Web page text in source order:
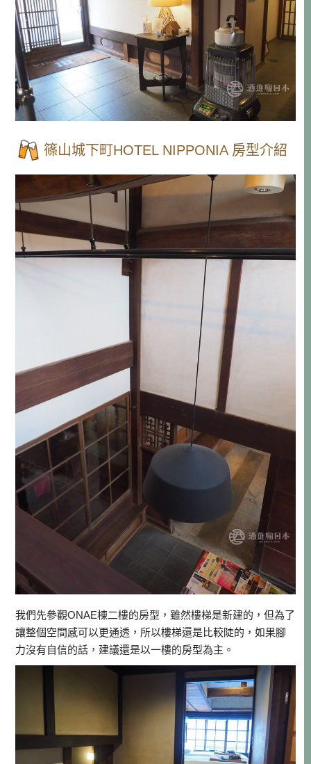
篠山城下町HOTEL NIPPONIA 房型介紹
我們先參觀ONAE棟二樓的房型，雖然樓梯是新建的，但為了
讓整個空間感可以更通透，所以樓梯還是比較陡的，如果腳
力沒有自信的話，建議還是以一樓的房型為主。